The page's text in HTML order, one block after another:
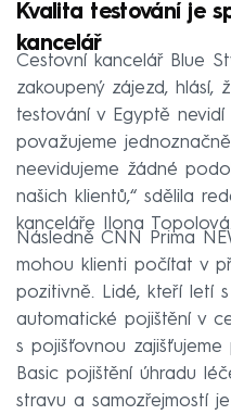
Kvalita testování je
kancelář
Cestovní kancelář Blue
zakoupený zájezd, hlásí,
testování v Egyptě
považujeme
neevidujeme žádné
našich klientů,“ sdělila
kanceláře Ilona
Následně CNN Prima
mohou klienti počítat v
pozitivně. Lidé, kteří letí
automatické pojištění v
s pojišťovnou zajišťujeme
Basic pojištění úhradu
stravu a samozřejmostí